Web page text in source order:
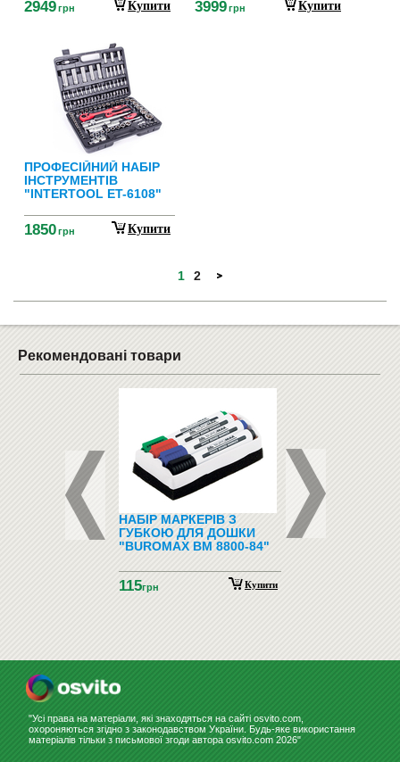
2949грн Купити 3999грн Купити
ПРОФЕСІЙНИЙ НАБІР
ІНСТРУМЕНТІВ
"INTERTOOL ET-6108"
1850грн Купити
1 2
Рекомендовані товари
НАБІР МАРКЕРІВ З
ГУБКОЮ ДЛЯ ДОШКИ
"BUROMAX BM 8800-84"
115грн Купити
ПІДЛОГОВІ
"Усі права на матеріали, які знаходяться на сайті osvito.com,
охороняються згідно з законодавством України. Будь-яке використання
матеріалів тільки з письмової згоди автора osvito.com 2026"